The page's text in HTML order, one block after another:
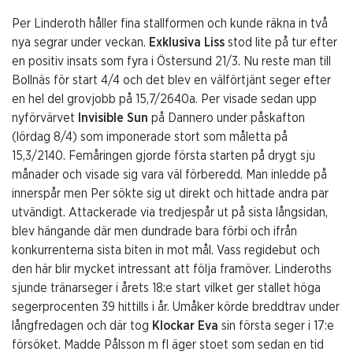
Per Linderoth håller fina stallformen och kunde räkna in två
nya segrar under veckan. Exklusiva Liss stod lite på tur efter
en positiv insats som fyra i Östersund 21/3. Nu reste man till
Bollnäs för start 4/4 och det blev en välförtjänt seger efter
en hel del grovjobb på 15,7/2640a. Per visade sedan upp
nyförvärvet
Invisible Sun på Dannero under påskafton
(lördag 8/4) som imponerade stort som måletta på
15,3/2140. Femåringen gjorde första starten på drygt sju
månader och visade sig vara väl förberedd. Man inledde på
innerspår men Per sökte sig ut direkt och hittade andra par
utvändigt. Attackerade via tredjespår ut på sista långsidan,
blev hängande där men dundrade bara förbi och ifrån
konkurrenterna sista biten in mot mål. Vass regidebut och
den här blir mycket intressant att följa framöver. Linderoths
sjunde tränarseger i årets 18:e start vilket ger stallet höga
segerprocenten 39 hittills i år. Umåker körde breddtrav under
långfredagen och där tog Klockar Eva sin första seger i 17:e
försöket. Madde Pålsson m fl äger stoet som sedan en tid